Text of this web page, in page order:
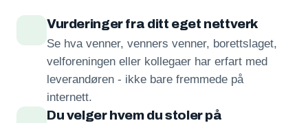
Vurderinger fra ditt eget nettverk
Se hva venner, venners venner, borettslaget,
velforeningen eller kollegaer har erfart med
leverandøren - ikke bare fremmede på
internett.
Du velger hvem du stoler på